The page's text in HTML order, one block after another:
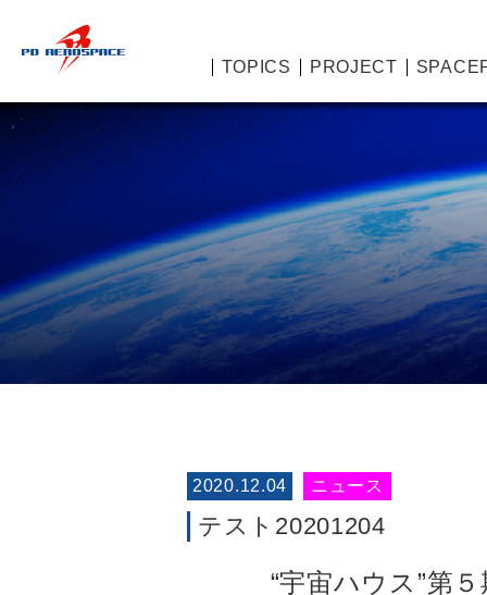
TOPICS PROJECT
2020.12.04 ニュース
テスト20201204
“宇宙ハウス”第